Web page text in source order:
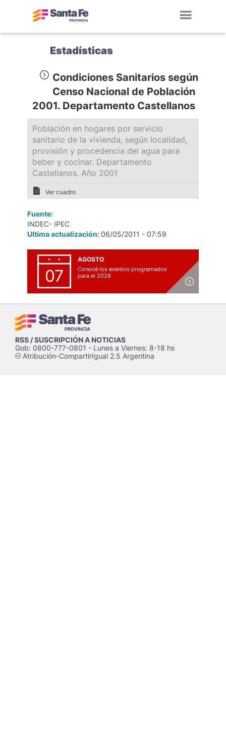
Estadísticas
Condiciones Sanitarios según
Censo Nacional de Población
2001. Departamento Castellanos
Población en hogares por servicio
sanitario de la vivienda, según localidad,
provisión y procedencia del agua para
beber y cocinar. Departamento
Castellanos. Año 2001
Ver cuadro
Fuente:
INDEC- IPEC
Ultima actualización:06/05/2011 - 07:59
07
AGOSTO
Conocé los eventos programados
para el 2026
RSS / SUSCRIPCIÓN A NOTICIAS
Gob: 0800-777-0801 - Lunes a Viernes: 8-18 hs
cAtribución-CompartirIgual 2.5 Argentina